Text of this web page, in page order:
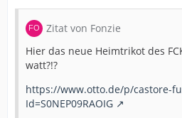
Zitat von Fonzie
Hier das neue Heimtrikot des
watt?!?
https://www.otto.de/p/castore-
Id=S0NEP09RAOIG